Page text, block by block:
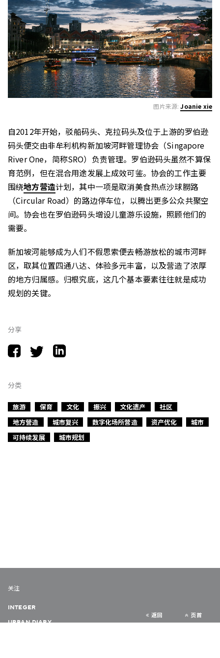
图片来源:Joanie xie
自2012年开始，驳船码头、克拉码头及位于上游的罗伯逊
码头便交由非牟利机构新加坡河畔管理协会（Singapore
River One，简称SRO）负责管理。罗伯逊码头虽然不算保
育范例，但在混合用途发展上成效可鉴。协会的工作主要
围绕地方营造计划，其中一项是取消美食热点沙球朥路
（Circular Road）的路边停车位，以腾出更多公众共聚空
间。协会也在罗伯逊码头增设儿童游乐设施，照顾他们的
需要。
新加坡河能够成为人们不假思索便去畅游放松的城市河畔
区，取其位置四通八达、体验多元丰富，以及营造了浓厚
的地方归属感。归根究底，这几个基本要素往往就是成功
规划的关键。
分享
分类
旅游 保育 文化 振兴 文化遗产
社区
地方營造
城市复兴 数字化场所营造 资产优化
城市
可持续发展
城市规划
返回 页首
关注
INTEGER
URBAN DIARY